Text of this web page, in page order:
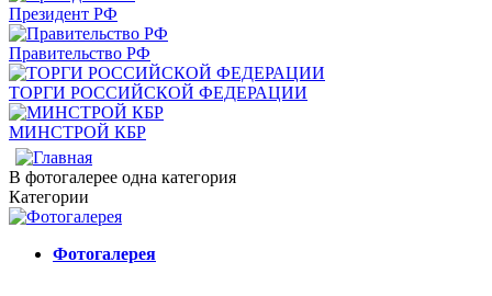
Президент РФ
Правительство РФ
ТОРГИ РОССИЙСКОЙ ФЕДЕРАЦИИ
МИНСТРОЙ КБР
В фотогалерее одна категория
Категории
Фотогалерея